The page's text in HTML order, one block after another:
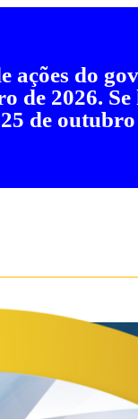
ações do
de 2026.
de outubro